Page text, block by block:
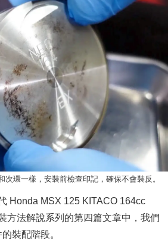
次環一樣，安裝前檢查印記，確保不會裝反。
Honda MSX 125 KITACO 164cc
方法解說系列的第四篇文章中，我們
裝配階段。